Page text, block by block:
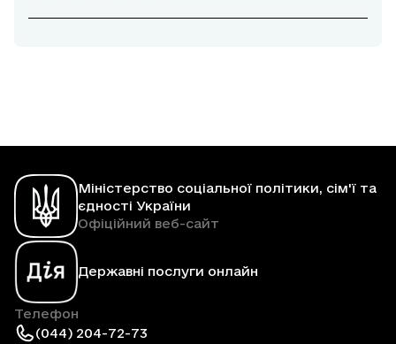
Міністерство соціальної політики, сім'ї та
єдності України
Офіційний веб-сайт
Державні послуги онлайн
Телефон
(044) 204-72-73